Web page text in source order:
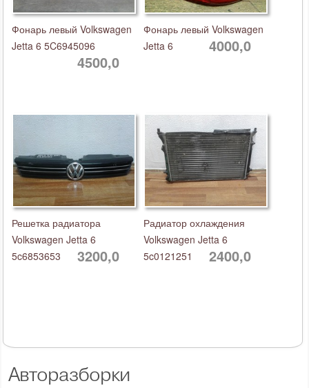
Авторазборки
Фонарь левый Volkswagen
Jetta 6 5C6945096
4500,0
Фонарь левый Volkswagen
Jetta 6
4000,0
Решетка радиатора
Volkswagen Jetta 6
5c6853653
3200,0
Радиатор охлаждения
Volkswagen Jetta 6
5c0121251
2400,0